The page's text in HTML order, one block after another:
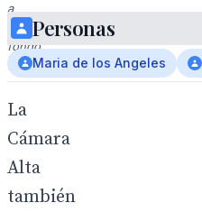
a
un
fondo
azul.
La
Cámara
Alta
también
Personas
Maria de los Angeles